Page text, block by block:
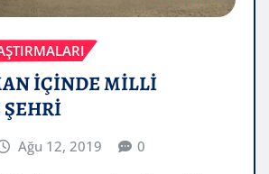
İÇİNDE MİLLİ
Ağu 12, 2019 0